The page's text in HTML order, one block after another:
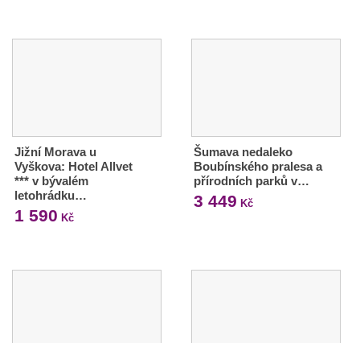
Jižní Morava u
Vyškova: Hotel Allvet
*** v bývalém
letohrádku…
1 590 Kč
Šumava nedaleko
Boubínského pralesa a
přírodních parků v…
3 449 Kč